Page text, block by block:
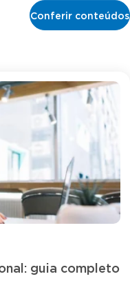
Conferir conteúdos
guia completo